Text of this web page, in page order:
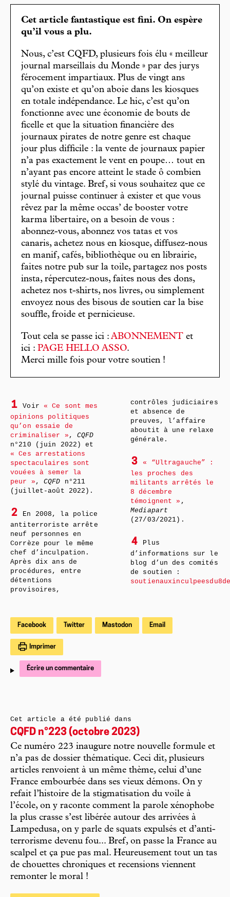
Cet article fantastique est fini. On espère
qu’il vous a plu.
Nous, c’est CQFD, plusieurs fois élu « meilleur
journal marseillais du Monde » par des jurys
férocement impartiaux. Plus de vingt ans
qu’on existe et qu’on aboie dans les kiosques
en totale indépendance. Le hic, c’est qu’on
fonctionne avec une économie de bouts de
ficelle et que la situation financière des
journaux pirates de notre genre est chaque
jour plus difficile : la vente de journaux papier
n’a pas exactement le vent en poupe… tout en
n’ayant pas encore atteint le stade ô combien
stylé du vintage. Bref, si vous souhaitez que ce
journal puisse continuer à exister et que vous
rêvez par la même occas’ de booster votre
karma libertaire, on a besoin de vous :
abonnez-vous, abonnez vos tatas et vos
canaris, achetez nous en kiosque, diffusez-nous
en manif, cafés, bibliothèque ou en librairie,
faites notre pub sur la toile, partagez nos posts
insta, répercutez-nous, faites nous des dons,
achetez nos t-shirts, nos livres, ou simplement
envoyez nous des bisous de soutien car la bise
souffle, froide et pernicieuse.
Tout cela se passe ici : ABONNEMENT et
ici : PAGE HELLO ASSO.
Merci mille fois pour votre soutien !
1 Voir « Ce sont mes
opinions politiques
qu’on essaie de
criminaliser » ,CQFD
n°210 (juin 2022) et
« Ces arrestations
spectaculaires sont
vouées à semer la
peur » ,CQFD n°211
(juillet-août 2022).
2
En 2008, la police
antiterroriste arrête
neuf personnes en
Corrèze pour le même
chef d’inculpation.
Après dix ans de
procédures, entre
détentions
provisoires,
contrôles judiciaires
et absence de
preuves, l’affaire
aboutit à une relaxe
générale.
3
« “Ultragauche” :
les proches des
militants arrêtés le
8 décembre
témoignent » ,
Mediapart
(27/03/2021).
4
Plus
d’informations sur le
blog d’un des comités
de soutien :
Facebook Twitter Mastodon Email
Imprimer
Écrire un commentaire
Cet article a été publié dans
CQFD n°223 (octobre 2023)
Ce numéro 223 inaugure notre nouvelle formule et
n’a pas de dossier thématique. Ceci dit, plusieurs
articles renvoient à un même thème, celui d’une
France embourbée dans ses vieux démons. On y
refait l’histoire de la stigmatisation du voile à
l’école, on y raconte comment la parole xénophobe
la plus crasse s’est libérée autour des arrivées à
Lampedusa, on y parle de squats expulsés et d’anti-
terrorisme devenu fou... Bref, on passe la France au
scalpel et ça pue pas mal. Heureusement tout un tas
de chouettes chroniques et recensions viennent
remonter le moral !